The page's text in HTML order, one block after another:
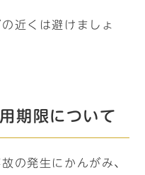
近くは避けましょ
期限について
の発生にかんがみ、